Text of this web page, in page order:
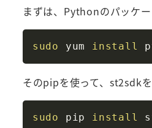
まずは、Pythonのパッケ
sudo yum install
そのpipを使って、st2sdkを
sudo pip install